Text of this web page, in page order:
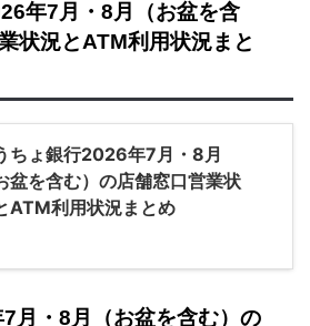
年7月・8月（お盆を含
状況とATM利用状況まと
ちょ銀行2026年7月・8月
盆を含む）の店舗窓口営業状
ATM利用状況まとめ
月・8月（お盆を含む）の